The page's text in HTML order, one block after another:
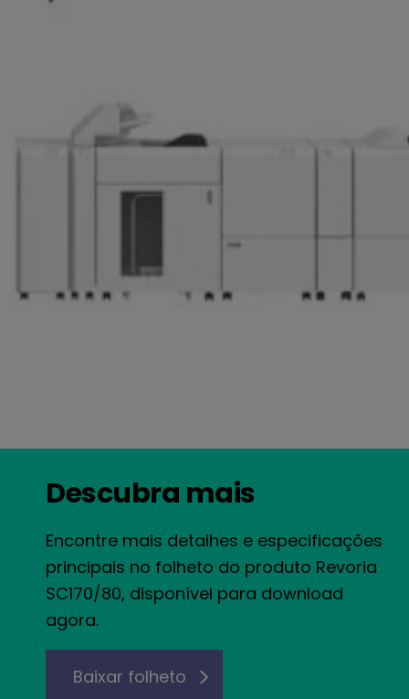
Descubra mais
Encontre mais detalhes e especificações
principais no folheto do produto Revoria
SC170/80, disponível para download
agora.
Baixar folheto